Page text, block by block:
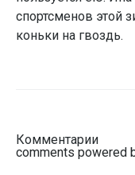
спортсменов этой
коньки на гвоздь.
Комментарии
comments powered